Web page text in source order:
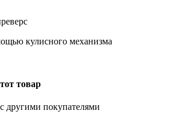
кулисного механизма
товар
другими покупателями